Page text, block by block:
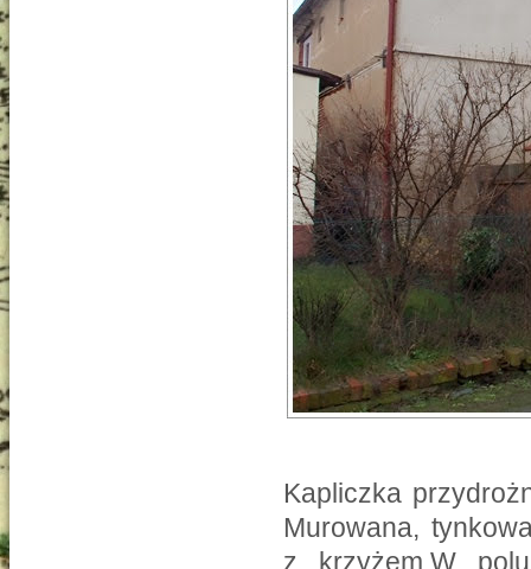
Kapliczka
Murowana,
z krzyżem.W